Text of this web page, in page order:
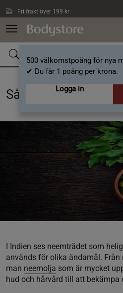
Fri frakt över 199 kr
500 välkomstpoäng för nya
✔ Du får 1 poäng per krona.
Logga in
Så kan du dra nytta
I Indien ses neemträdet som
används för olika ändamål.
man neemolja som är mycket
hud och hårvård till att bekämpa